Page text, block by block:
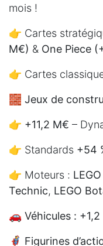
mois !
👉 Cartes
M€) & One Piece
👉 Cartes
🧱 Jeux de
👉 +11,2 M€ –
👉 Standards +54
👉 Moteurs :
Technic, LEGO
🚗 Véhicules :
🦸 Figurines